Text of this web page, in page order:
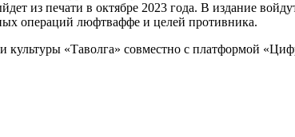
из печати в октябре 2023 года. В издание
операций люфтваффе и целей противника.
«Таволга» совместно с платформой